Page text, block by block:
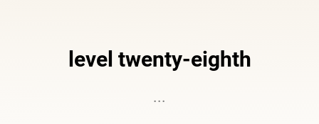
level twenty-eighth
...